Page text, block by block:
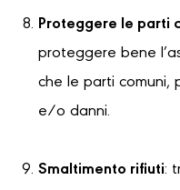
Proteggere le parti
proteggere bene
che le parti comuni,
e/o danni.
Smaltimento rifiuti: